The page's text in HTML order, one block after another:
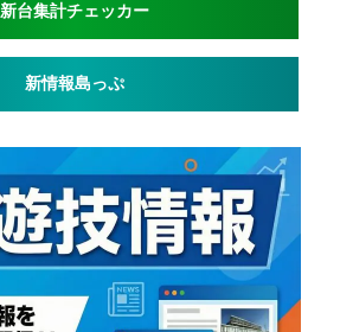
新台集計チェッカー
新情報島っぷ